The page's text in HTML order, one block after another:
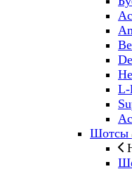
L-
Шотсы